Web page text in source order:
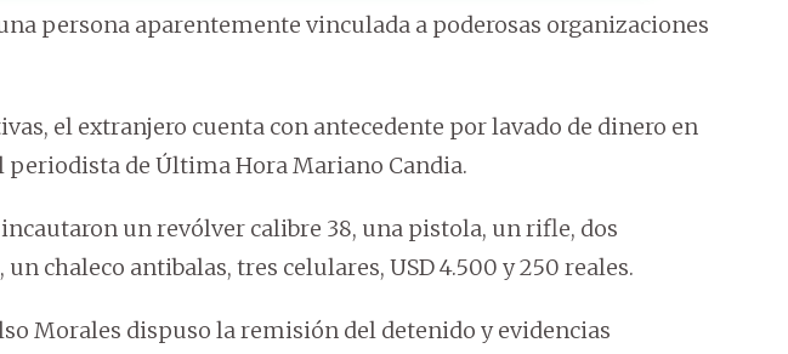
persona aparentemente vinculada a poderosas organizaciones
el extranjero cuenta con antecedente por lavado de dinero en
de Última Hora Mariano Candia.
un revólver calibre 38, una pistola, un rifle, dos
chaleco antibalas, tres celulares, USD 4.500 y 250 reales.
Morales dispuso la remisión del detenido y evidencias